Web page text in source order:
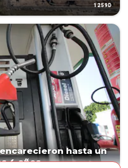
1259D
hasta un
4 años